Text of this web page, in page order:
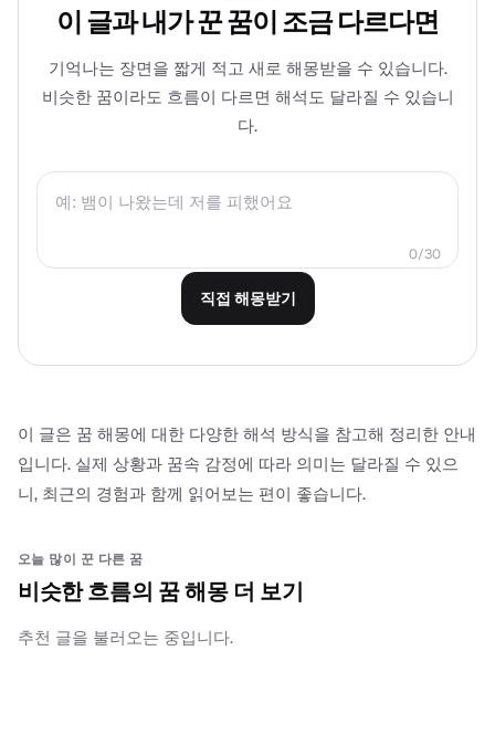
이 글과 내가 꾼 꿈이 조금 다르다면
기억나는 장면을 짧게 적고 새로 해몽받을 수 있습니다.
비슷한 꿈이라도 흐름이 다르면 해석도 달라질 수 있습니
다.
0/30
직접 해몽받기
이 글은 꿈 해몽에 대한 다양한 해석 방식을 참고해 정리한 안내
입니다. 실제 상황과 꿈속 감정에 따라 의미는 달라질 수 있으
니, 최근의 경험과 함께 읽어보는 편이 좋습니다.
오늘 많이 꾼 다른 꿈
비슷한 흐름의 꿈 해몽 더 보기
추천 글을 불러오는 중입니다.